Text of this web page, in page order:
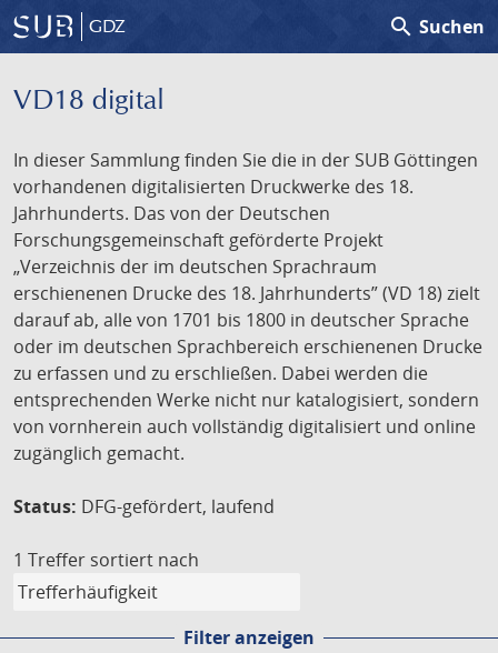
GDZ search Suchen
VD18 digital
In dieser Sammlung finden Sie die in der SUB Göttingen
vorhandenen digitalisierten Druckwerke des 18.
Jahrhunderts. Das von der Deutschen
Forschungsgemeinschaft geförderte Projekt
„Verzeichnis der im deutschen Sprachraum
erschienenen Drucke des 18. Jahrhunderts” (VD 18) zielt
darauf ab, alle von 1701 bis 1800 in deutscher Sprache
oder im deutschen Sprachbereich erschienenen Drucke
zu erfassen und zu erschließen. Dabei werden die
entsprechenden Werke nicht nur katalogisiert, sondern
von vornherein auch vollständig digitalisiert und online
zugänglich gemacht.
Status: DFG-gefördert, laufend
1 Treffer sortiert nach
Filter anzeigen